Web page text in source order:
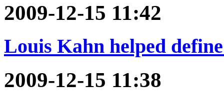
2009-12-15 11:42
Louis Kahn helped
2009-12-15 11:38